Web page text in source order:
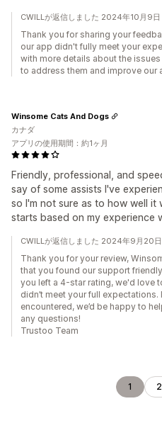
CWILLが返信しました 2024年10月9日
Thank you for sharing your
our app didn't fully meet your
with more details about the
to address them and improve our
Friendly, professional, and
say of some assists I've
so I'm not sure as to how well it
starts based on my experience
Winsome Cats And Dogs
カナダ
アプリの使用期間：約1ヶ月
CWILLが返信しました 2024年9月20日
Thank you for your review,
that you found our support
you left a 4-star rating, we'd love
didn’t meet your full expectations.
encountered, we’d be happy to
any questions!
Trustoo Team
1 2